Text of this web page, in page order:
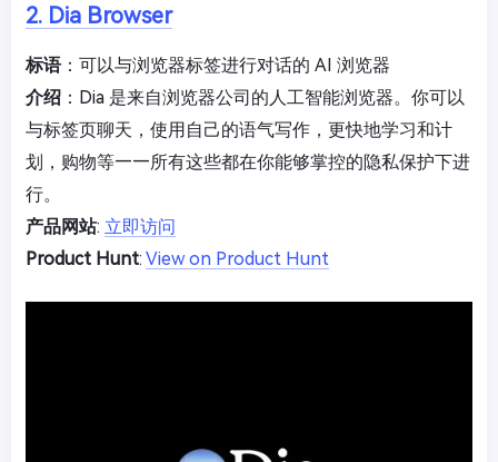
2. Dia Browser
标语：可以与浏览器标签进行对话的 AI 浏览器
介绍 ：Dia 是来自浏览器公司的人工智能浏览器。你可以
与标签页聊天，使用自己的语气写作，更快地学习和计
划，购物等——所有这些都在你能够掌控的隐私保护下进
行。
产品网站: 立即访问
Product Hunt: View on Product Hunt